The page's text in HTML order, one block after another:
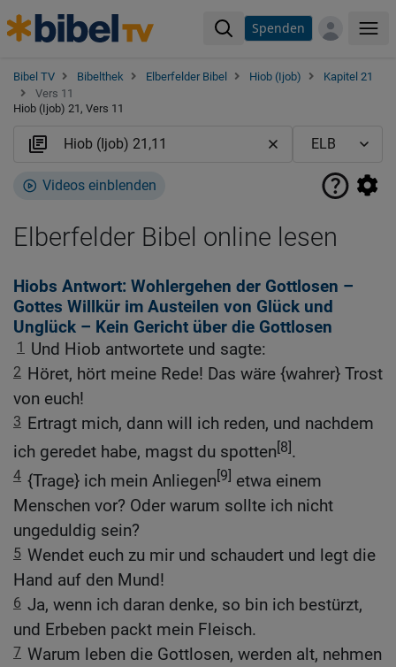
Spenden
Bibel TV Bibelthek Elberfelder Bibel Hiob (Ijob)
Kapitel 21
Vers 11
Hiob (Ijob) 21, Vers 11
Videos einblenden
Elberfelder Bibel online lesen
Hiobs Antwort: Wohlergehen der Gottlosen –
Gottes Willkür im Austeilen von Glück und
Unglück – Kein Gericht über die Gottlosen
1 Und Hiob antwortete und sagte:
2 Höret, hört meine Rede! Das wäre {wahrer} Trost
von euch!
3 Ertragt mich, dann will ich reden, und nachdem
ich geredet habe, magst du spotten[8].
4 {Trage} ich mein Anliegen[9] etwa einem
Menschen vor? Oder warum sollte ich nicht
ungeduldig sein?
5 Wendet euch zu mir und schaudert und legt die
Hand auf den Mund!
6 Ja, wenn ich daran denke, so bin ich bestürzt,
und Erbeben packt mein Fleisch.
7 Warum leben die Gottlosen, werden alt, nehmen